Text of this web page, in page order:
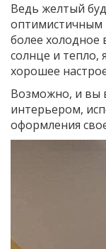
Ведь желтый
оптимистичным
более
солнце и тепло,
хорошее
Возможно, и вы
интерьером,
оформления